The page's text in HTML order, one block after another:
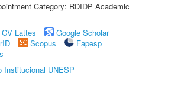
Category: RDIDP Academic
CV Lattes
Google Scholar
Scopus
Fapesp
Institucional UNESP